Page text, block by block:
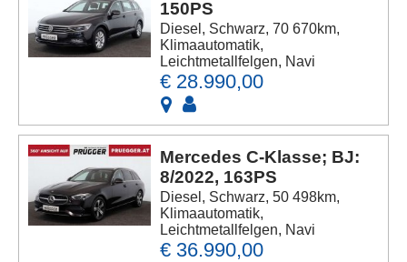
150PS
Diesel, Schwarz, 70 670km,
Klimaautomatik,
Leichtmetallfelgen, Navi
€ 28.990,00
Mercedes C-Klasse; BJ:
8/2022, 163PS
Diesel, Schwarz, 50 498km,
Klimaautomatik,
Leichtmetallfelgen, Navi
€ 36.990,00